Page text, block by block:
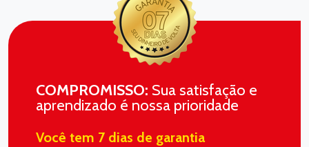
COMPROMISSO: Sua satisfação e
aprendizado é nossa prioridade
Você tem 7 dias de garantia